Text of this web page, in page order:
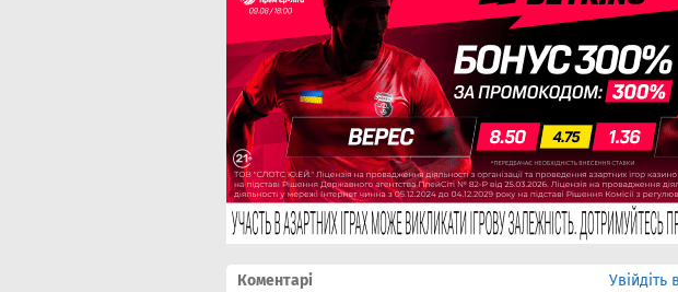
Коментарі Увійдіть